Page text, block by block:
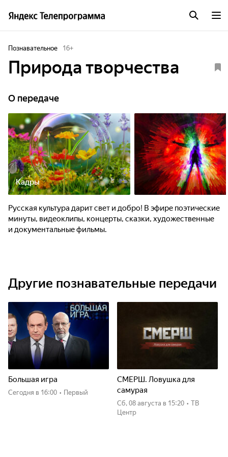
Познавательное 16+
Природа творчества
О передаче
Кадры
Русская культура дарит свет и добро! В эфире поэтические
минуты, видеоклипы, концерты, сказки, художественные
и документальные фильмы.
Другие познавательные передачи
Большая игра
Сегодня в 16:00 • Первый
СМЕРШ. Ловушка для
самурая
сб, 08 августа в 15:20 • ТВ
Центр